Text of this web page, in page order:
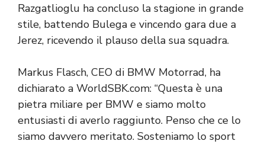
Razgatlioglu ha concluso la stagione in grande
stile, battendo Bulega e vincendo gara due a
Jerez, ricevendo il plauso della sua squadra.
Markus Flasch, CEO di BMW Motorrad, ha
dichiarato a WorldSBK.com: “Questa è una
pietra miliare per BMW e siamo molto
entusiasti di averlo raggiunto. Penso che ce lo
siamo davvero meritato. Sosteniamo lo sport